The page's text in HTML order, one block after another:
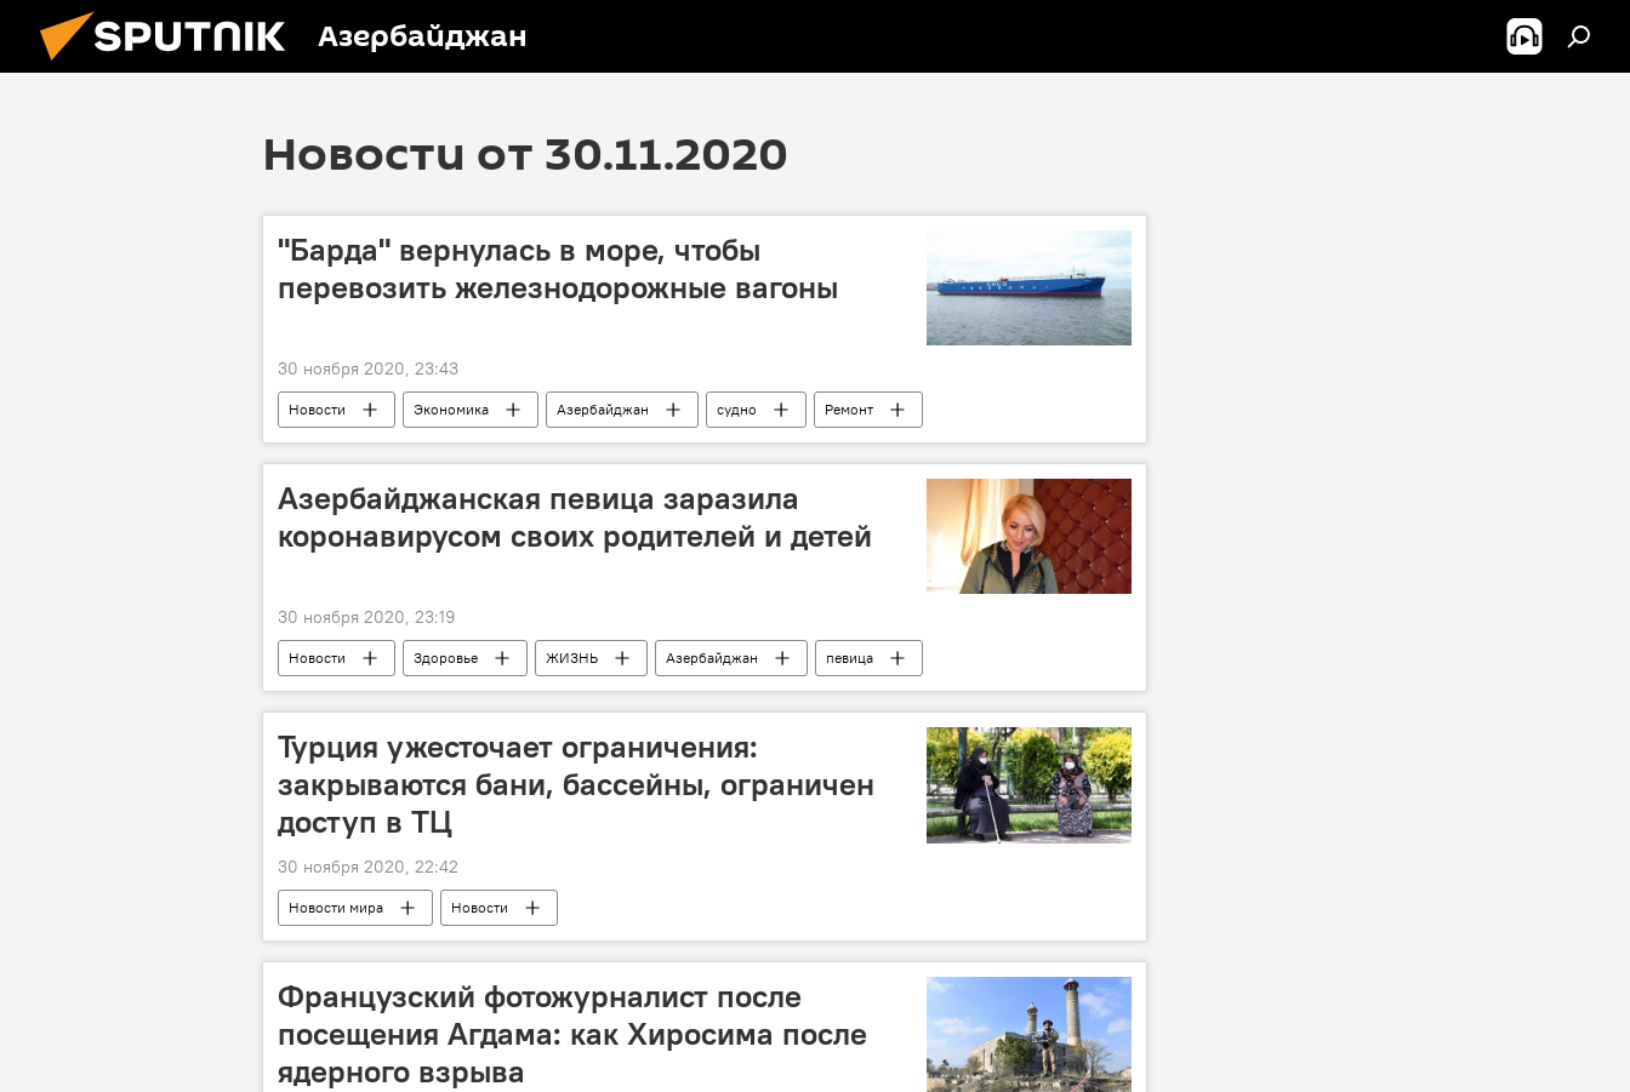
Азербайджан
Новости от 30.11.2020
"Барда" вернулась в море, чтобы
перевозить железнодорожные вагоны
30 ноября 2020, 23:43
Новости Экономика Азербайджан судно
Ремонт
ЗАО "Азербайджанское Каспийское морское пароходство" (КАСПАР)
Азербайджанская певица заразила
коронавирусом своих родителей и детей
30 ноября 2020, 23:19
Новости Здоровье ЖИЗНЬ Азербайджан
певица
Коронавирус
Турция ужесточает ограничения:
закрываются бани, бассейны, ограничен
доступ в ТЦ
30 ноября 2020, 22:42
Новости мира Новости
Французский фотожурналист после
посещения Агдама: как Хиросима после
ядерного взрыва